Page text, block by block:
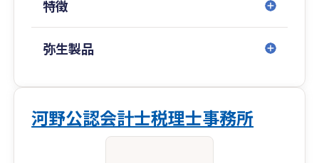
特徴
弥生製品
河野公認会計士税理士事務所